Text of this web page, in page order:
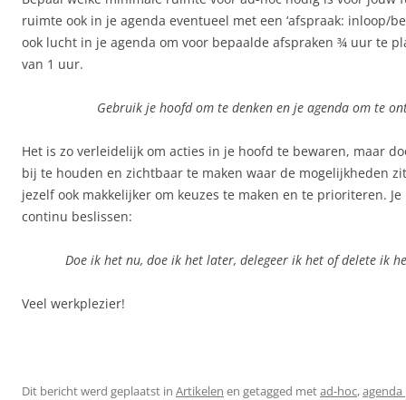
ruimte ook in je agenda eventueel met een ‘afspraak: inloop/
ook lucht in je agenda om voor bepaalde afspraken ¾ uur te
van 1 uur.
Gebruik je hoofd om te denken en je agenda om te
Het is zo verleidelijk om acties in je hoofd te bewaren, maar
bij te houden en zichtbaar te maken waar de mogelijkheden
jezelf ook makkelijker om keuzes te maken en te prioriteren.
continu beslissen:
Doe ik het nu, doe ik het later, delegeer ik het of delete ik
Veel werkplezier!
Dit bericht werd geplaatst in Artikelen en getagged metad-hoc,